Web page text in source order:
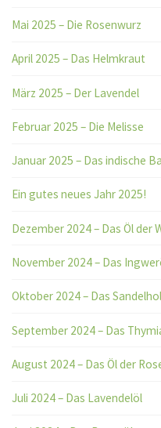
Mai 2025 – Die Rosenwurz
April 2025 – Das Helmkraut
März 2025 – Der Lavendel
Februar 2025 – Die Melisse
Januar 2025 – Das indische
Ein gutes neues Jahr 2025!
Dezember 2024 – Das Öl der
November 2024 – Das
Oktober 2024 – Das
September 2024 – Das
August 2024 – Das Öl der
Juli 2024 – Das Lavendelöl